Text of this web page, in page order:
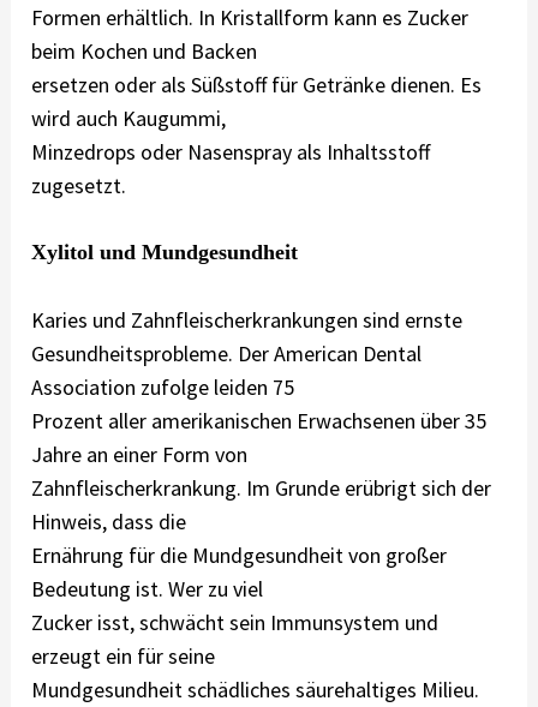
Formen erhältlich. In Kristallform kann es Zucker
beim Kochen und Backen
ersetzen oder als Süßstoff für Getränke dienen. Es
wird auch Kaugummi,
Minzedrops oder Nasenspray als Inhaltsstoff
zugesetzt.
Xylitol und Mundgesundheit
Karies und Zahnfleischerkrankungen sind ernste
Gesundheitsprobleme. Der American Dental
Association zufolge leiden 75
Prozent aller amerikanischen Erwachsenen über 35
Jahre an einer Form von
Zahnfleischerkrankung. Im Grunde erübrigt sich der
Hinweis, dass die
Ernährung für die Mundgesundheit von großer
Bedeutung ist. Wer zu viel
Zucker isst, schwächt sein Immunsystem und
erzeugt ein für seine
Mundgesundheit schädliches säurehaltiges Milieu.